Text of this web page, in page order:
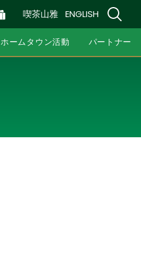
喫茶山雅 ENGLISH
ホームタウン活動 パートナー